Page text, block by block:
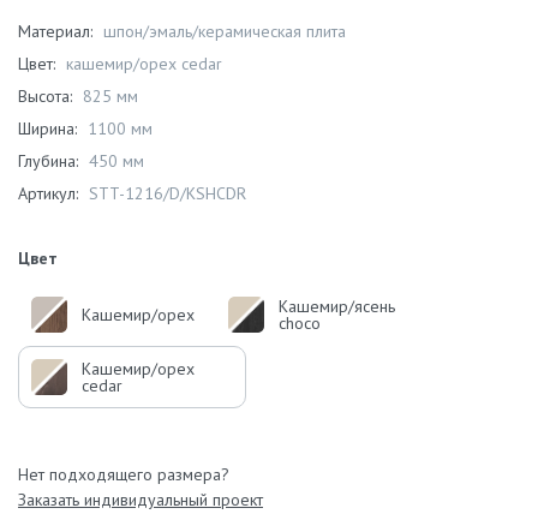
Материал: шпон/эмаль/керамическая плита
Цвет: кашемир/орех cedar
Высота: 825 мм
Ширина: 1100 мм
Глубина: 450 мм
Артикул: STT-1216/D/KSHCDR
Цвет
Кашемир/орех Кашемир/ясень
choco
Кашемир/орех
cedar
Нет подходящего размера?
Заказать индивидуальный проект